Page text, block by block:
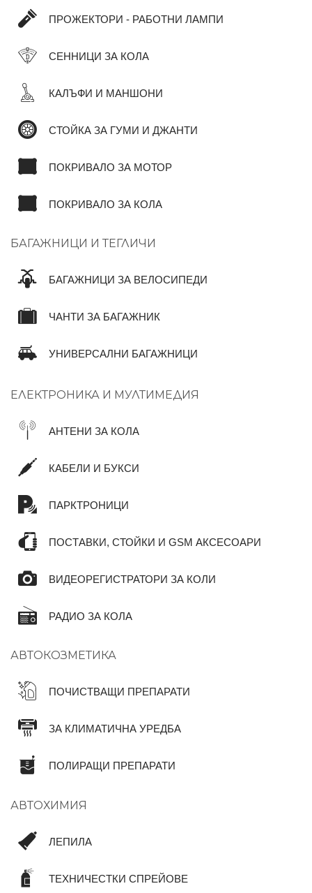
ПРОЖЕКТОРИ - РАБОТНИ ЛАМПИ
СЕННИЦИ ЗА КОЛА
КАЛЪФИ И МАНШОНИ
СТОЙКА ЗА ГУМИ И ДЖАНТИ
ПОКРИВАЛО ЗА МОТОР
ПОКРИВАЛО ЗА КОЛА
БАГАЖНИЦИ И ТЕГЛИЧИ
БАГАЖНИЦИ ЗА ВЕЛОСИПЕДИ
ЧАНТИ ЗА БАГАЖНИК
УНИВЕРСАЛНИ БАГАЖНИЦИ
ЕЛЕКТРОНИКА И МУЛТИМЕДИЯ
АНТЕНИ ЗА КОЛА
КАБЕЛИ И БУКСИ
ПАРКТРОНИЦИ
ПОСТАВКИ, СТОЙКИ И GSM АКСЕСОАРИ
ВИДЕОРЕГИСТРАТОРИ ЗА КОЛИ
РАДИО ЗА КОЛА
АВТОКОЗМЕТИКА
ПОЧИСТВАЩИ ПРЕПАРАТИ
ЗА КЛИМАТИЧНА УРЕДБА
ПОЛИРАЩИ ПРЕПАРАТИ
АВТОХИМИЯ
ЛЕПИЛА
ТЕХНИЧЕСТКИ СПРЕЙОВЕ